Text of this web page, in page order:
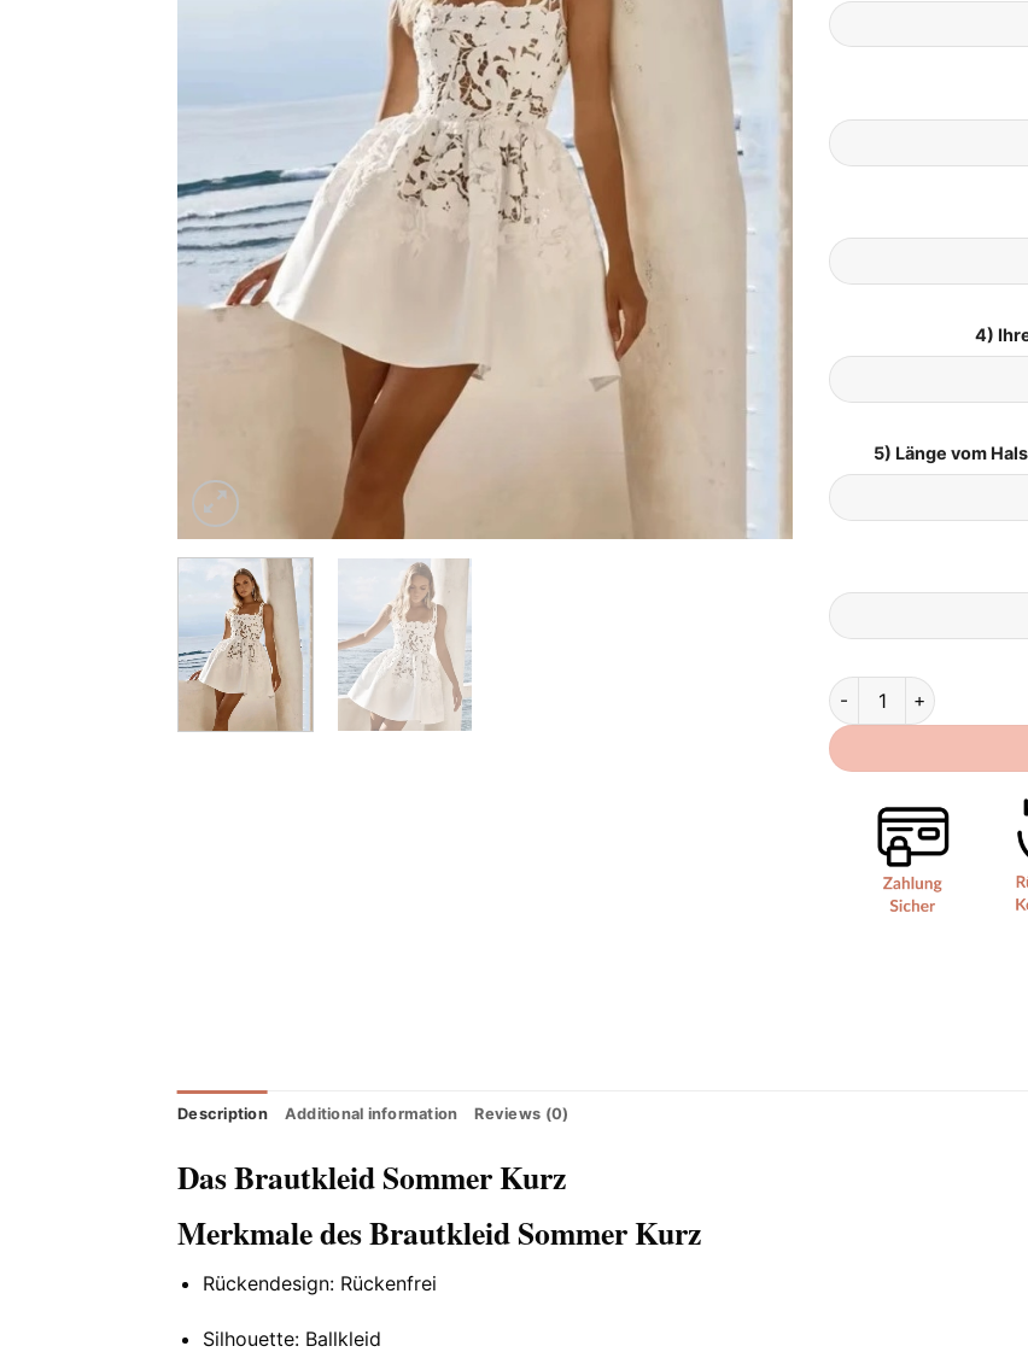
4)
5) Länge vom
Brautkleid Sommer
Description Additional information Reviews (0)
Das Brautkleid Sommer Kurz
Merkmale des Brautkleid Sommer Kurz
Rückendesign: Rückenfrei
Silhouette: Ballkleid